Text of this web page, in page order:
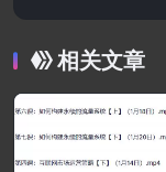
教程
相关文章